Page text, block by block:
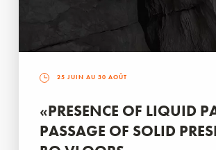
25 JUIN AU 30 AOÛT
«PRESENCE OF LIQUID
PASSAGE OF SOLID